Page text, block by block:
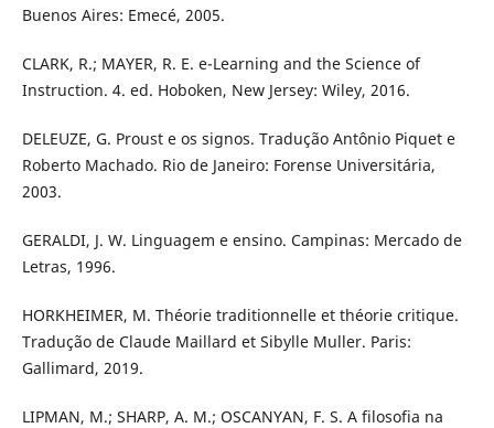
Buenos Aires: Emecé, 2005.
CLARK, R.; MAYER, R. E. e-Learning and the Science of
Instruction. 4. ed. Hoboken, New Jersey: Wiley, 2016.
DELEUZE, G. Proust e os signos. Tradução Antônio Piquet e
Roberto Machado. Rio de Janeiro: Forense Universitária,
2003.
GERALDI, J. W. Linguagem e ensino. Campinas: Mercado de
Letras, 1996.
HORKHEIMER, M. Théorie traditionnelle et théorie critique.
Tradução de Claude Maillard et Sibylle Muller. Paris:
Gallimard, 2019.
LIPMAN, M.; SHARP, A. M.; OSCANYAN, F. S. A filosofia na